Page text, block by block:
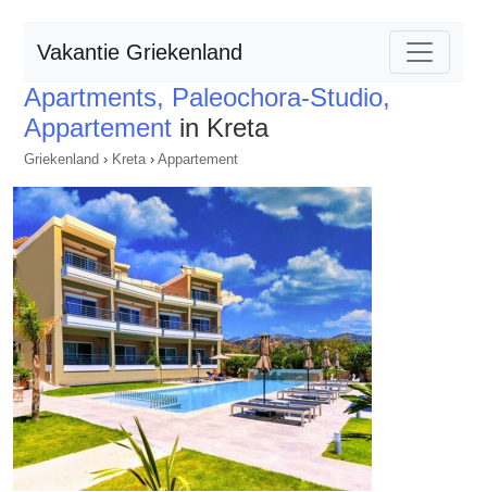
Vakantie Griekenland
Apartments, Paleochora-Studio,
Appartement in Kreta
Griekenland › Kreta› Appartement